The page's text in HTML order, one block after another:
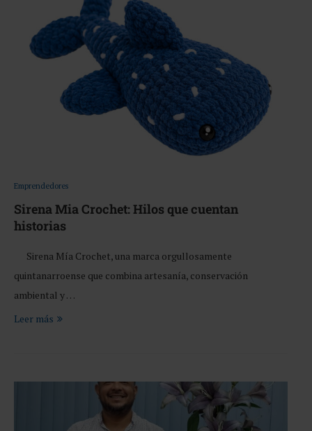
Emprendedores
Sirena Mia Crochet: Hilos que cuentan
historias
Sirena Mía Crochet, una marca orgullosamente
quintanarroense que combina artesanía, conservación
ambiental y …
Leer más